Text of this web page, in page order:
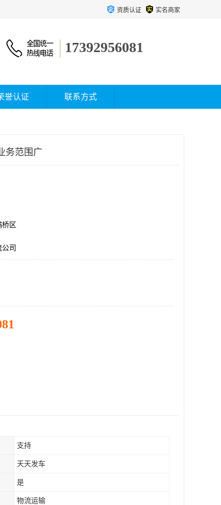
资质认证 实名商家
17392956081
誉认证 联系方式
务范围广
桥区
司
支持
天天发车
是
物流运输